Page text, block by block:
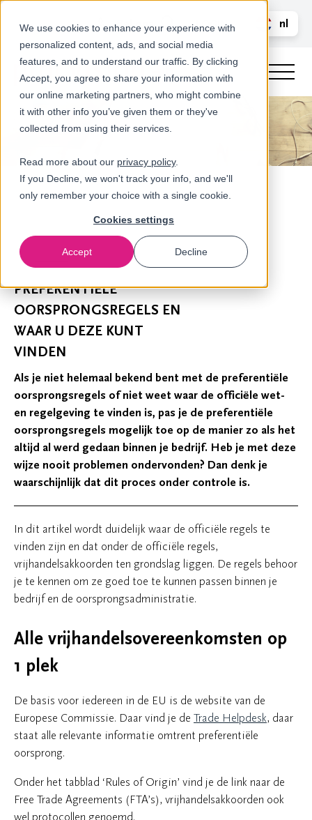
We use cookies to enhance your experience with
personalized content, ads, and social media
features, and to understand our traffic. By clicking
Accept, you agree to share your information with
our online marketing partners, who might combine
it with other info you’ve given them or they've
collected from using their services.
Read more about our privacy policy.
If you Decline, we won't track your info, and we'll
only remember your choice with a single cookie.
Cookies settings
Accept Decline
Bel ons LOGIN
nl
Nieuws
PREFERENTIËLE
OORSPRONGSREGELS EN
WAAR U DEZE KUNT
VINDEN
Als je niet helemaal bekend bent met de preferentiële
oorsprongsregels of niet weet waar de officiële wet-
en regelgeving te vinden is, pas je de preferentiële
oorsprongsregels mogelijk toe op de manier zo als het
altijd al werd gedaan binnen je bedrijf. Heb je met deze
wijze nooit problemen ondervonden? Dan denk je
waarschijnlijk dat dit proces onder controle is.
In dit artikel wordt duidelijk waar de officiële regels te
vinden zijn en dat onder de officiële regels,
vrijhandelsakkoorden ten grondslag liggen. De regels behoor
je te kennen om ze goed toe te kunnen passen binnen je
bedrijf en de oorsprongsadministratie.
Alle vrijhandelsovereenkomsten op
1 plek
De basis voor iedereen in de EU is de website van de
Europese Commissie. Daar vind je de Trade Helpdesk, daar
staat alle relevante informatie omtrent preferentiële
oorsprong.
Onder het tabblad ‘Rules of Origin’ vind je de link naar de
Free Trade Agreements (FTA’s), vrijhandelsakkoorden ook
wel protocollen genoemd.